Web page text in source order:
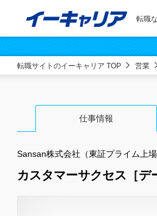
転職
転職サイトのイーキャリア TOP 営業
仕事情報
Sansan株式会社（東証プライム上場
カスタマーサクセス［デ